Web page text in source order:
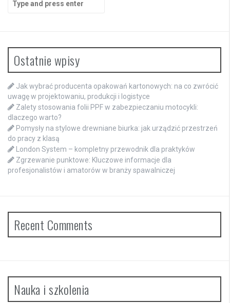
for:
Ostatnie wpisy
Jak wybrać producenta opakowań kartonowych: na co zwrócić
uwagę w projektowaniu, produkcji i logistyce
Zalety stosowania folii PPF w zabezpieczaniu motocykli:
dlaczego warto?
Pomysły na stylowe drewniane biurka: jak urządzić przestrzeń
do pracy z klasą
London System – kompletny przewodnik dla praktyków
Zgrzewanie punktowe: Kluczowe informacje dla
profesjonalistów i amatorów w branży spawalniczej
Recent Comments
Nauka i szkolenia